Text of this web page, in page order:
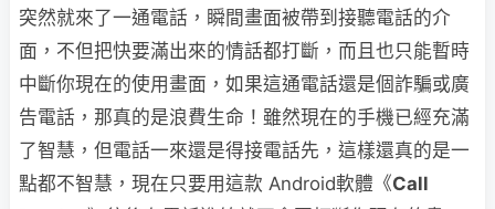
突然就來了一通電話，瞬間畫面被帶到接聽電話的介
面，不但把快要滿出來的情話都打斷，而且也只能暫時
中斷你現在的使用畫面，如果這通電話還是個詐騙或廣
告電話，那真的是浪費生命！雖然現在的手機已經充滿
了智慧，但電話一來還是得接電話先，這樣還真的是一
點都不智慧，現在只要用這款 Android軟體《Call